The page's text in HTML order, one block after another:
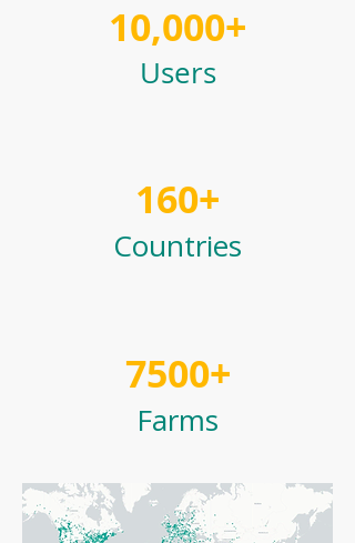
10,000+
Users
160+
Countries
7500+
Farms